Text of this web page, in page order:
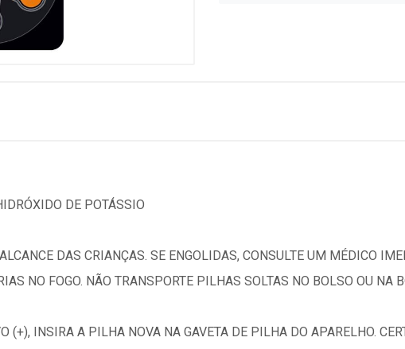
DE POTÁSSIO
DAS CRIANÇAS. SE ENGOLIDAS, CONSULTE UM MÉDICO
NO FOGO. NÃO TRANSPORTE PILHAS SOLTAS NO BOLSO OU NA
(+), INSIRA A PILHA NOVA NA GAVETA DE PILHA DO APARELHO.